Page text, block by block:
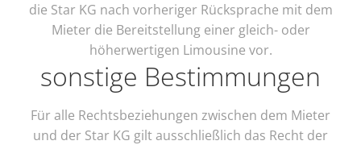
die Star KG nach vorheriger Rücksprache mit dem
Mieter die Bereitstellung einer gleich- oder
höherwertigen Limousine vor.
sonstige Bestimmungen
Für alle Rechtsbeziehungen zwischen dem Mieter
und der Star KG gilt ausschließlich das Recht der